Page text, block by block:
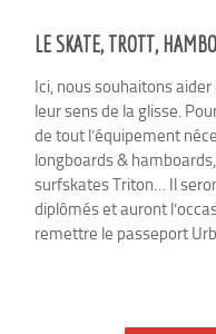
LE SKATE, TROTT,
Ici, nous souhaitons
leur sens de la glisse.
de tout l’équipement
longboards &
surfskates Triton… Il
diplômés et auront
remettre le passeport